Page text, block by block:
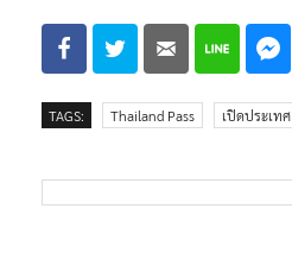
TAGS: Thailand Pass เปิดประเทศ